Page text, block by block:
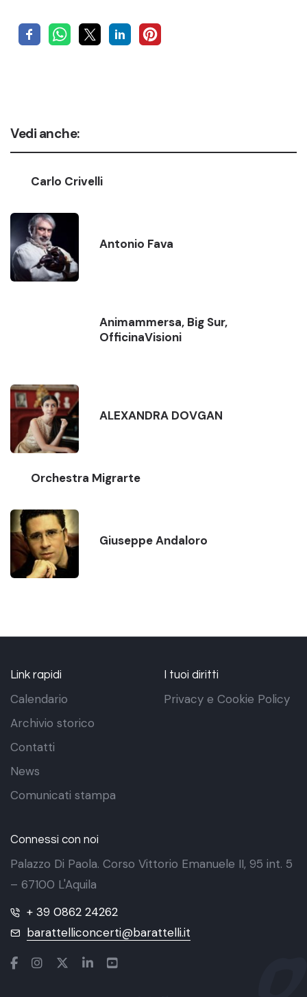
Vedi anche:
Carlo Crivelli
Antonio Fava
Animammersa, Big Sur,
OfficinaVisioni
ALEXANDRA DOVGAN
Orchestra Migrarte
Giuseppe Andaloro
Link rapidi
Calendario
Archivio storico
Contatti
News
Comunicati stampa
I tuoi diritti
Privacy e Cookie Policy
Connessi con noi
Palazzo Di Paola. Corso Vittorio Emanuele II, 95 int. 5
– 67100 L'Aquila
+ 39 0862 24262
barattelliconcerti@barattelli.it